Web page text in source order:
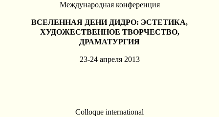
Международная конференция
ВСЕЛЕННАЯ ДЕНИ ДИДРО: ЭСТЕТИКА,
ХУДОЖЕСТВЕННОЕ ТВОРЧЕСТВО,
ДРАМАТУРГИЯ
23-24 апреля 2013
Colloque international